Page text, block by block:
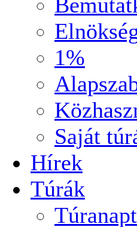
1%
Saját
Hírek
Túrák